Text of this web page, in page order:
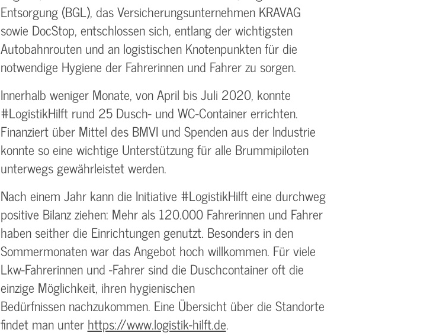
Entsorgung (BGL), das Versicherungsunternehmen KRAVAG
sowie DocStop, entschlossen sich, entlang der wichtigsten
Autobahnrouten und an logistischen Knotenpunkten für die
notwendige Hygiene der Fahrerinnen und Fahrer zu sorgen.
Innerhalb weniger Monate, von April bis Juli 2020, konnte
#LogistikHilft rund 25 Dusch- und WC-Container errichten.
Finanziert über Mittel des BMVI und Spenden aus der Industrie
konnte so eine wichtige Unterstützung für alle Brummipiloten
unterwegs gewährleistet werden.
Nach einem Jahr kann die Initiative #LogistikHilft eine durchweg
positive Bilanz ziehen: Mehr als 120.000 Fahrerinnen und Fahrer
haben seither die Einrichtungen genutzt. Besonders in den
Sommermonaten war das Angebot hoch willkommen. Für viele
Lkw-Fahrerinnen und -Fahrer sind die Duschcontainer oft die
einzige Möglichkeit, ihren hygienischen
Bedürfnissen nachzukommen. Eine Übersicht über die Standorte
findet man unterhttps://www.logistik-hilft.de.